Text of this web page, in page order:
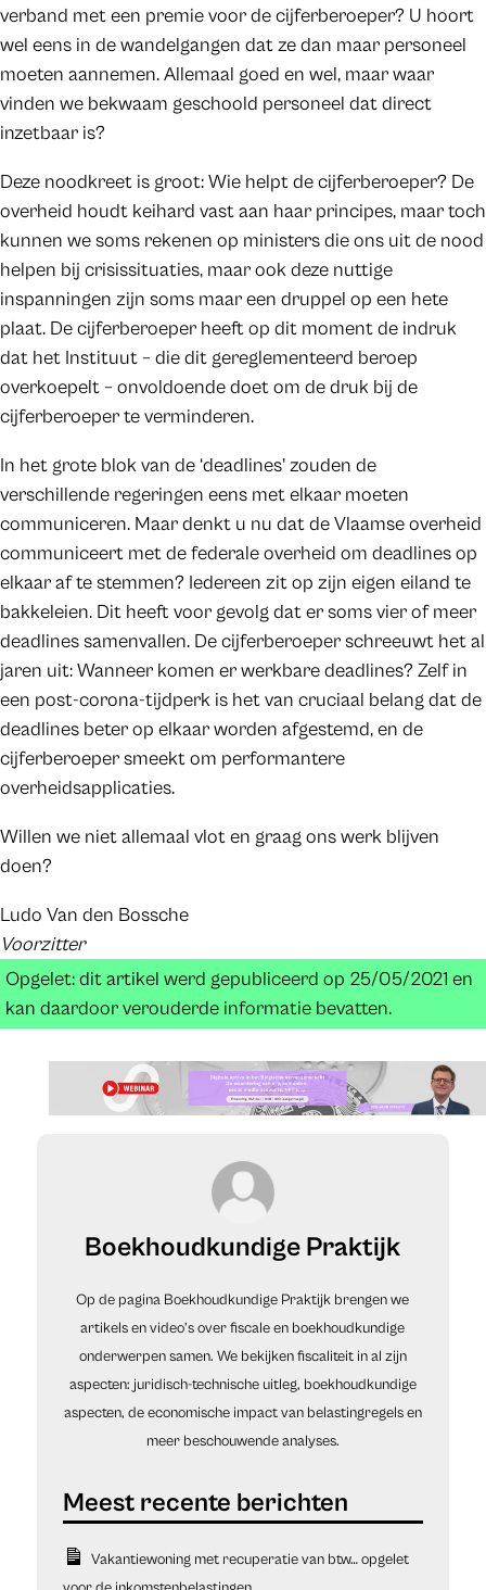
verband met een premie voor de cijferberoeper? U hoort
wel eens in de wandelgangen dat ze dan maar personeel
moeten aannemen. Allemaal goed en wel, maar waar
vinden we bekwaam geschoold personeel dat direct
inzetbaar is?
Deze noodkreet is groot: Wie helpt de cijferberoeper? De
overheid houdt keihard vast aan haar principes, maar toch
kunnen we soms rekenen op ministers die ons uit de nood
helpen bij crisissituaties, maar ook deze nuttige
inspanningen zijn soms maar een druppel op een hete
plaat. De cijferberoeper heeft op dit moment de indruk
dat het Instituut – die dit gereglementeerd beroep
overkoepelt – onvoldoende doet om de druk bij de
cijferberoeper te verminderen.
In het grote blok van de ‘deadlines’ zouden de
verschillende regeringen eens met elkaar moeten
communiceren. Maar denkt u nu dat de Vlaamse overheid
communiceert met de federale overheid om deadlines op
elkaar af te stemmen? Iedereen zit op zijn eigen eiland te
bakkeleien. Dit heeft voor gevolg dat er soms vier of meer
deadlines samenvallen. De cijferberoeper schreeuwt het al
jaren uit: Wanneer komen er werkbare deadlines? Zelf in
een post-corona-tijdperk is het van cruciaal belang dat de
deadlines beter op elkaar worden afgestemd, en de
cijferberoeper smeekt om performantere
overheidsapplicaties.
Willen we niet allemaal vlot en graag ons werk blijven
doen?
Ludo Van den Bossche
Voorzitter
Opgelet: dit artikel werd gepubliceerd op 25/05/2021 en
kan daardoor verouderde informatie bevatten.
Boekhoudkundige Praktijk
Op de pagina Boekhoudkundige Praktijk brengen we
artikels en video’s over fiscale en boekhoudkundige
onderwerpen samen. We bekijken fiscaliteit in al zijn
aspecten: juridisch-technische uitleg, boekhoudkundige
aspecten, de economische impact van belastingregels en
meer beschouwende analyses.
Vakantiewoning met recuperatie van btw… opgelet